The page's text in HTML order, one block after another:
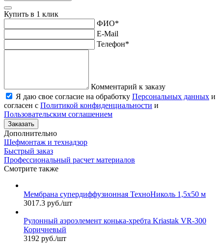
Купить в 1 клик
ФИО*
E-Mail
Телефон*
Комментарий к заказу
Я даю свое согласие на обработку Персональных данных и
согласен с Политикой конфиденциальности и
Пользовательским соглашением
Заказать
Дополнительно
Шефмонтаж и технадзор
Быстрый заказ
Профессиональный расчет материалов
Смотрите также
Мембрана супердиффузионная ТехноНиколь 1,5х50 м
3017.3 руб./шт
Рулонный аэроэлемент конька-хребта Kriastak VR-300
Коричневый
3192 руб./шт